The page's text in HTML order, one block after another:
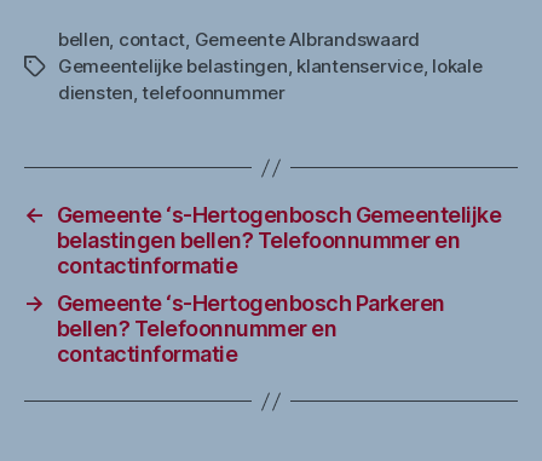
Tags
bellen, contact, Gemeente Albrandswaard
Gemeentelijke belastingen, klantenservice, lokale
diensten,telefoonnummer
←
Gemeente ‘s-Hertogenbosch Gemeentelijke
belastingen bellen? Telefoonnummer en
contactinformatie
→
Gemeente ‘s-Hertogenbosch Parkeren
bellen? Telefoonnummer en
contactinformatie